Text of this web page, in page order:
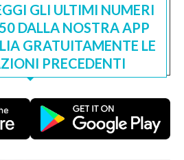
GLI ULTIMI NUMERI
DALLA NOSTRA APP
GRATUITAMENTE LE
PRECEDENTI